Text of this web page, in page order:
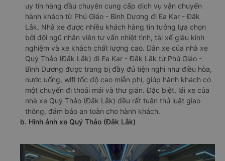
uy tín hàng đầu chuyên cung cấp dịch vụ vận chuyển
hành khách từ Phú Giáo - Bình Dương đi Ea Kar - Đắk
Lắk. Nhà xe được nhiều khách hàng tin tưởng lựa chọn
bởi đội ngũ nhân viên tư vấn nhiệt tình, tài xế giàu kinh
nghiệm và xe khách chất lượng cao. Dàn xe của nhà xe
Quý Thảo (Đắk Lắk) đi Ea Kar - Đắk Lắk từ Phú Giáo -
Bình Dương được trang bị đầy đủ tiện nghi như điều hòa,
nước uống, wifi tốc độ cao miễn phí, giúp hành khách có
một chuyến đi thoải mái và thư giãn. Đặc biệt, lái xe của
nhà xe Quý Thảo (Đắk Lắk) đều rất tuân thủ luật giao
thông, đảm bảo an toàn cho hành khách.
b. Hình ảnh xe Quý Thảo (Đắk Lắk)